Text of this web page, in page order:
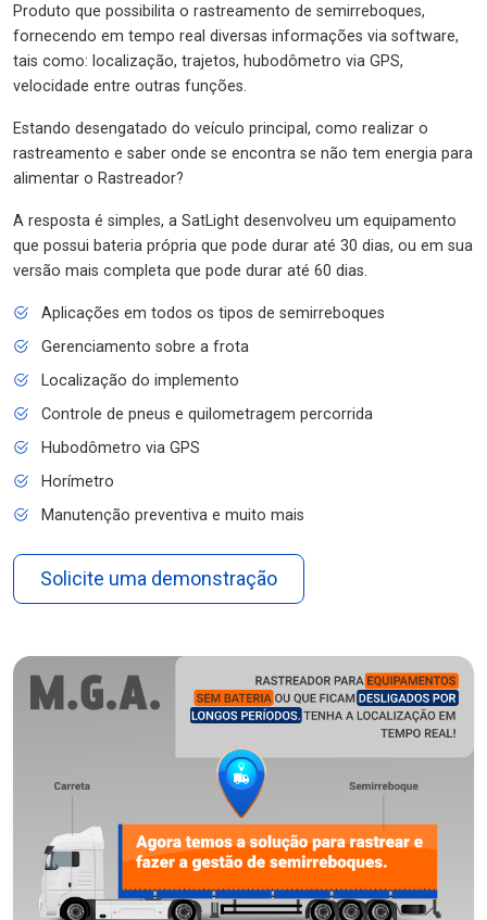
Produto que possibilita o rastreamento de semirreboques,
fornecendo em tempo real diversas informações via software,
tais como: localização, trajetos, hubodômetro via GPS,
velocidade entre outras funções.
Estando desengatado do veículo principal, como realizar o
rastreamento e saber onde se encontra se não tem energia para
alimentar o Rastreador?
A resposta é simples, a SatLight desenvolveu um equipamento
que possui bateria própria que pode durar até 30 dias, ou em sua
versão mais completa que pode durar até 60 dias.
Aplicações em todos os tipos de semirreboques
Gerenciamento sobre a frota
Localização do implemento
Controle de pneus e quilometragem percorrida
Hubodômetro via GPS
Horímetro
Manutenção preventiva e muito mais
Solicite uma demonstração